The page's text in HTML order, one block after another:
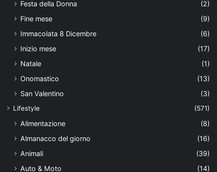
Festa della Donna
(2)
Fine mese
(9)
Immacolata 8 Dicembre
(6)
Inizio mese
(17)
Natale
(1)
Onomastico
(13)
San Valentino
(3)
Lifestyle (571)
Alimentazione
(8)
Almanacco del giorno
(16)
Animali
(39)
Auto & Moto
(14)